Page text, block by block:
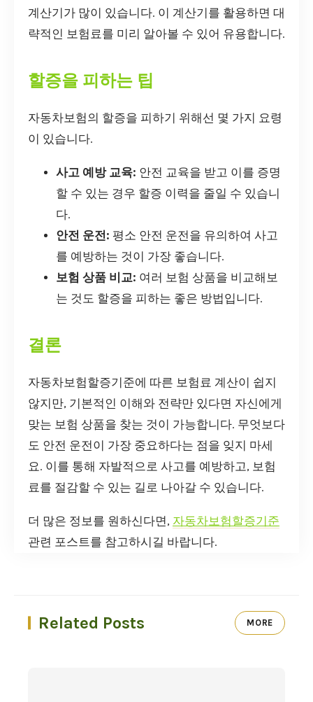
계산기가 많이 있습니다. 이 계산기를 활용하면 대
략적인 보험료를 미리 알아볼 수 있어 유용합니다.
할증을 피하는 팁
자동차보험의 할증을 피하기 위해선 몇 가지 요령
이 있습니다.
사고 예방 교육: 안전 교육을 받고 이를 증명
할 수 있는 경우 할증 이력을 줄일 수 있습니
다.
안전 운전: 평소 안전 운전을 유의하여 사고
를 예방하는 것이 가장 좋습니다.
보험 상품 비교: 여러 보험 상품을 비교해보
는 것도 할증을 피하는 좋은 방법입니다.
결론
자동차보험할증기준에 따른 보험료 계산이 쉽지
않지만, 기본적인 이해와 전략만 있다면 자신에게
맞는 보험 상품을 찾는 것이 가능합니다. 무엇보다
도 안전 운전이 가장 중요하다는 점을 잊지 마세
요. 이를 통해 자발적으로 사고를 예방하고, 보험
료를 절감할 수 있는 길로 나아갈 수 있습니다.
더 많은 정보를 원하신다면, 자동차보험할증기준
관련 포스트를 참고하시길 바랍니다.
Related Posts MORE